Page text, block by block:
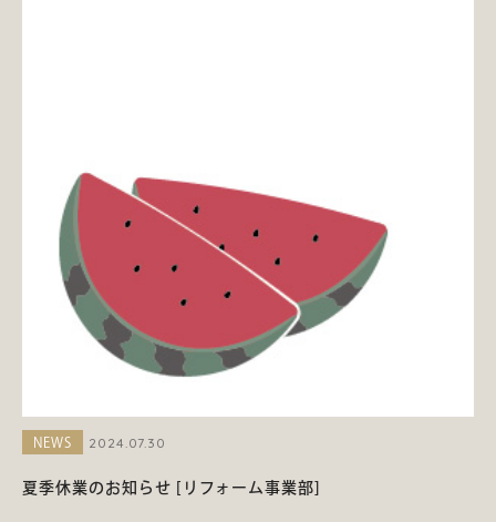
NEWS 2024.07.30
夏季休業のお知らせ [リフォーム事業部]